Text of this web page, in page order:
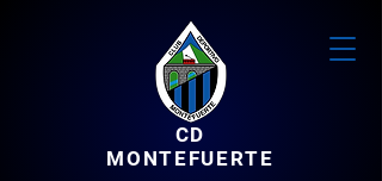
CD
MONTEFUERTE